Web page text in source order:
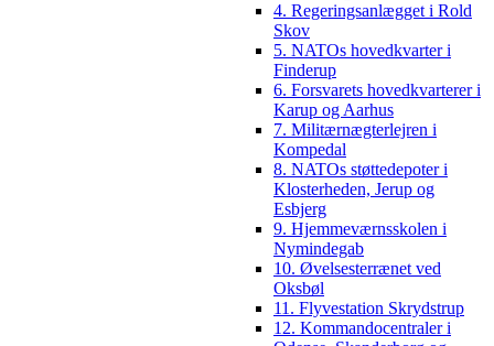
4. Regeringsanlægget i Rold
Skov
5. NATOs hovedkvarter i
Finderup
6. Forsvarets hovedkvarterer i
Karup og Aarhus
7. Militærnægterlejren i
Kompedal
8. NATOs støttedepoter i
Klosterheden, Jerup og
Esbjerg
9. Hjemmeværnsskolen i
Nymindegab
10. Øvelsesterrænet ved
Oksbøl
11. Flyvestation Skrydstrup
12. Kommandocentraler i